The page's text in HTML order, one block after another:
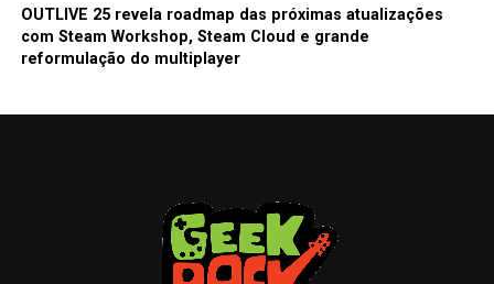
OUTLIVE 25 revela roadmap das próximas atualizações
com Steam Workshop, Steam Cloud e grande
reformulação do multiplayer